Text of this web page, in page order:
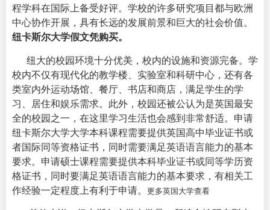
程学科在国际上备受好评。学校的许多研究项目都与欧洲
中心协作开展，具有长远的发展前景和巨大的社会价值。
纽卡斯尔大学假文凭购买。
纽大的校园环境十分优美，校内的设施和资源完备。学
校内不仅有现代化的教学楼、实验室和科研中心，还有各
类室内外运动场馆、餐厅、书店和商店，满足学生的学
习、居住和娱乐需求。此外，校园还被公认为是英国最安
全的校园之一，在这里学习生活也会感到非常舒适。 申请
纽卡斯尔大学大学本科课程需要提供英国高中毕业证书或
者国际同等资格证书，同时需要满足英语语言能力的基本
要求。申请硕士课程需要提供本科毕业证书或同等学历资
格证书，同时要满足英语语言能力的基本要求，有相关工
作经验一定程度上有利于申请。 更多英国大学查看